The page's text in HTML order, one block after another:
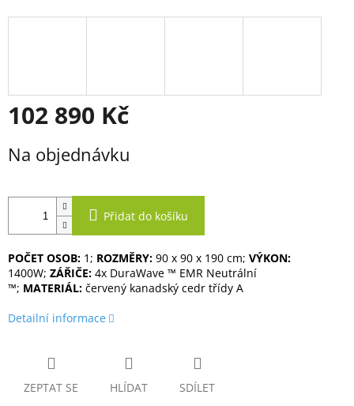
102 890 Kč
cena:
Na objednávku
Přidat do košíku
POČET OSOB: 1; ROZMĚRY: 90 x 90 x 190 cm; VÝKON:
1400W; ZÁŘIČE: 4x DuraWave ™ EMR Neutrální
™; MATERIÁL: červený kanadský cedr třídy A
Detailní informace
ZEPTAT SE HLÍDAT SDÍLET